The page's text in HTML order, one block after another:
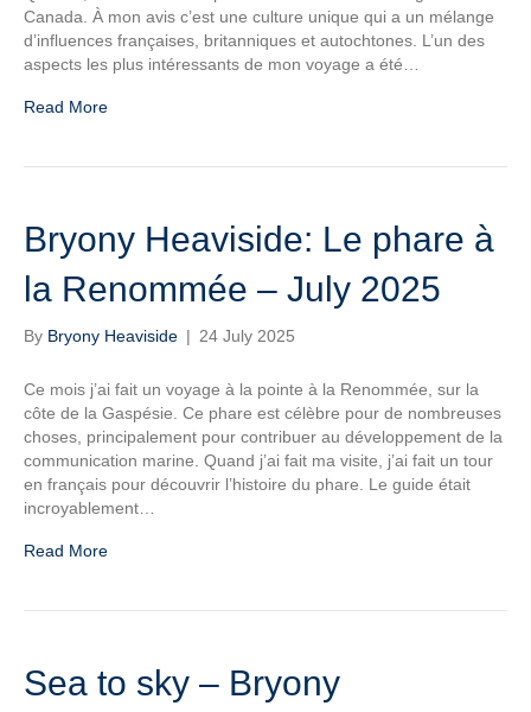
Canada. À mon avis c’est une culture unique qui a un mélange
d’influences françaises, britanniques et autochtones. L’un des
aspects les plus intéressants de mon voyage a été…
Read More
Bryony Heaviside: Le phare à
la Renommée – July 2025
By Bryony Heaviside | 24 July 2025
Ce mois j’ai fait un voyage à la pointe à la Renommée, sur la
côte de la Gaspésie. Ce phare est célèbre pour de nombreuses
choses, principalement pour contribuer au développement de la
communication marine. Quand j’ai fait ma visite, j’ai fait un tour
en français pour découvrir l’histoire du phare. Le guide était
incroyablement…
Read More
Sea to sky – Bryony